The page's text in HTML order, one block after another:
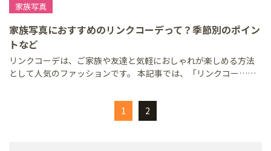
家族写真
家族写真におすすめのリンクコーデって？季節別のポイン
トなど
リンクコーデは、ご家族や友達と気軽におしゃれが楽しめる方法
として人気のファッションです。 本記事では、「リンクコー……
1 2